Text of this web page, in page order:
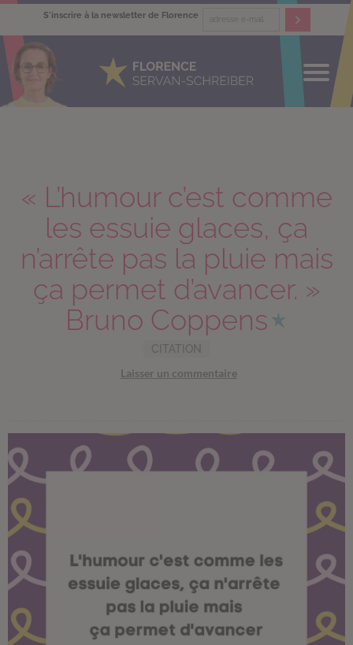
S'inscrire à la newsletter de Florence
« L’humour c’est comme
les essuie glaces, ça
n’arrête pas la pluie mais
ça permet d’avancer. »
Bruno Coppens
CITATION
Laisser un commentaire